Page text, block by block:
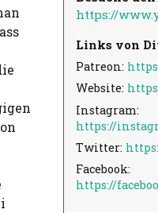
https://
Links von
Patreon:
Website:
Instagram:
https://
Twitter:
Facebook:
https://